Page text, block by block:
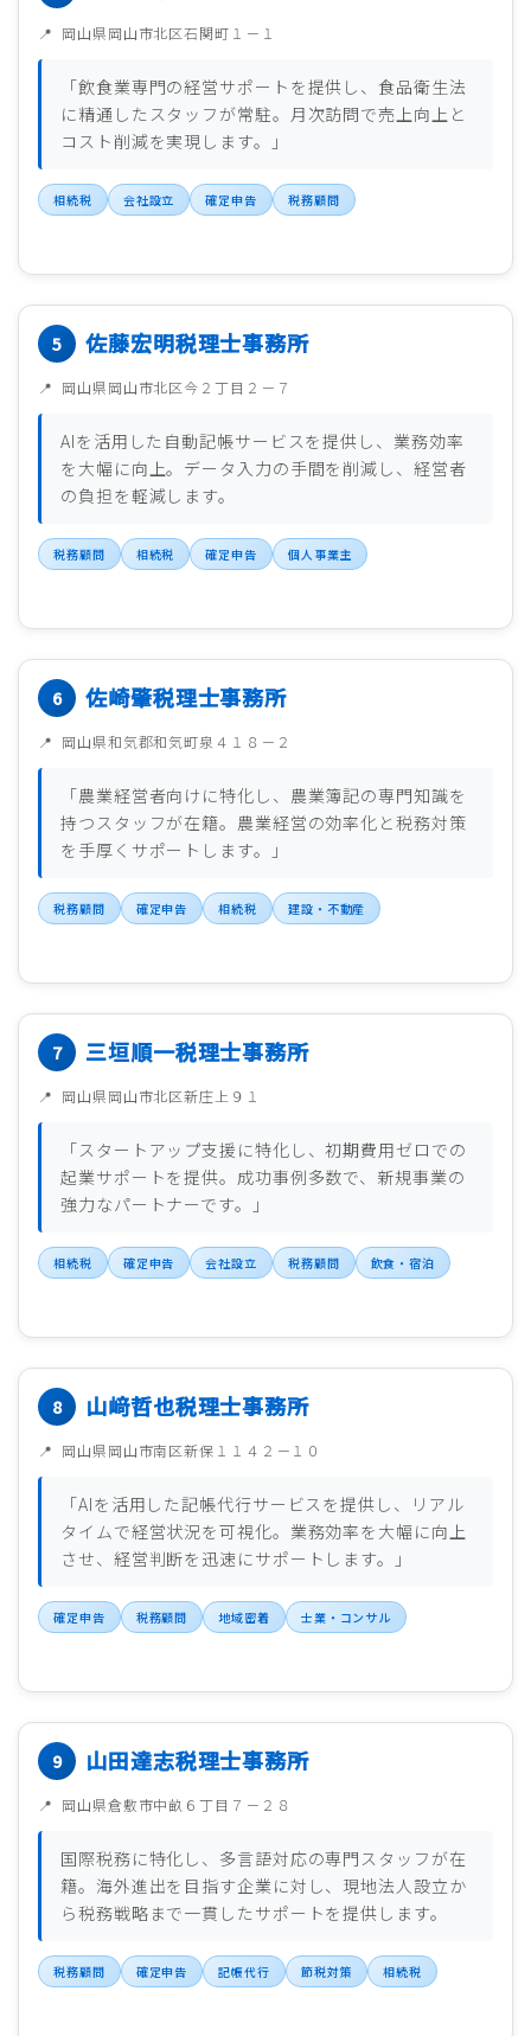
岡山県岡山市北区石関町１－１
「飲食業専門の経営サポートを提供し、食品衛生法
に精通したスタッフが常駐。月次訪問で売上向上と
コスト削減を実現します。」
相続税 会社設立 確定申告 税務顧問
佐藤宏明税理士事務所
岡山県岡山市北区今２丁目２－７
AIを活用した自動記帳サービスを提供し、業務効率
を大幅に向上。データ入力の手間を削減し、経営者
の負担を軽減します。
税務顧問 相続税 確定申告 個人事業主
佐崎肇税理士事務所
岡山県和気郡和気町泉４１８－２
「農業経営者向けに特化し、農業簿記の専門知識を
持つスタッフが在籍。農業経営の効率化と税務対策
を手厚くサポートします。」
税務顧問 確定申告 相続税 建設・不動産
三垣順一税理士事務所
岡山県岡山市北区新庄上９１
「スタートアップ支援に特化し、初期費用ゼロでの
起業サポートを提供。成功事例多数で、新規事業の
強力なパートナーです。」
相続税 確定申告 会社設立 税務顧問 飲食・宿泊
山﨑哲也税理士事務所
岡山県岡山市南区新保１１４２－１０
「AIを活用した記帳代行サービスを提供し、リアル
タイムで経営状況を可視化。業務効率を大幅に向上
させ、経営判断を迅速にサポートします。」
確定申告 税務顧問 地域密着 士業・コンサル
山田達志税理士事務所
岡山県倉敷市中畝６丁目７－２８
国際税務に特化し、多言語対応の専門スタッフが在
籍。海外進出を目指す企業に対し、現地法人設立か
ら税務戦略まで一貫したサポートを提供します。
税務顧問 確定申告 記帳代行 節税対策 相続税